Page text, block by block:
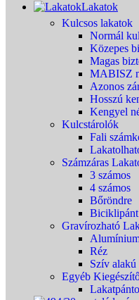
Lakatok
Kulcsos lakatok
Normál
Közepes
Magas
MABISZ
Azonos
Hosszú
Kengyel
Kulcstárolók
Fali
Számzáras
3 számos
4 számos
Bőröndre
Biciklipánt
Gravírozható
Réz
Szív alakú
Egyéb